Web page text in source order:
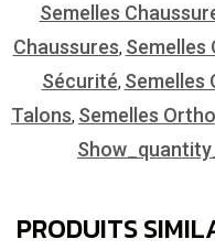
Semelles
Chaussures, Semelles
Sécurité, Semelles
Talons, Semelles
PRODUITS